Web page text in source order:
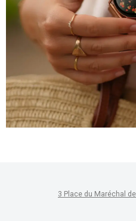
3 Place du Maréchal